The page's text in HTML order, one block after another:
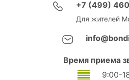
+7 (499)
Для жителей
Время приема
9:00-